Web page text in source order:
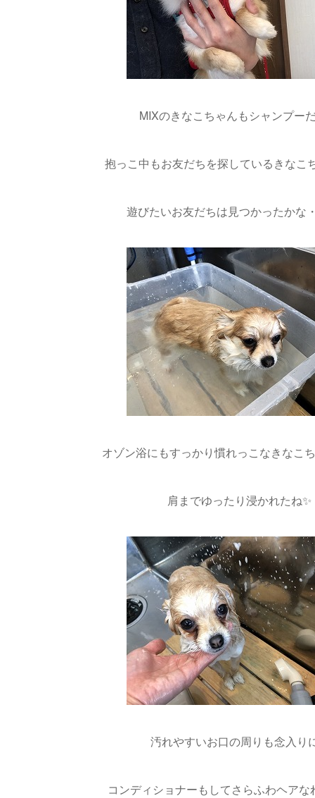
MIXのきなこちゃんもシャンプー
抱っこ中もお友だちを探しているきな
遊びたいお友だちは見つかったかな
オゾン浴にもすっかり慣れっこなきなこ
肩までゆったり浸かれたね✨
汚れやすいお口の周りも念入り
コンディショナーもしてさらふわヘア